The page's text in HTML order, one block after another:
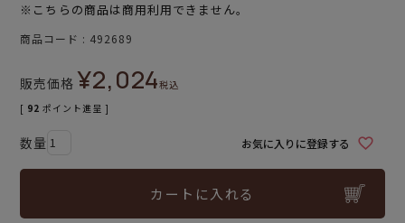
※こちらの商品は商用利用できません。
商品コード 492689
販売価格 ¥2,024税込
[ 92 ポイント進呈 ]
お気に入りに登録する
カートに入れる